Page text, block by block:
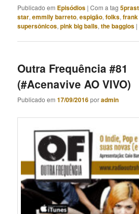
Publicado em Episódios |Com a tag
star,emmily barreto,espigão,folks,
supersônicos,pink big balls,the baggios |
Outra Frequência #81
(#Acenavive AO VIVO)
Publicado em17/09/2016poradmin